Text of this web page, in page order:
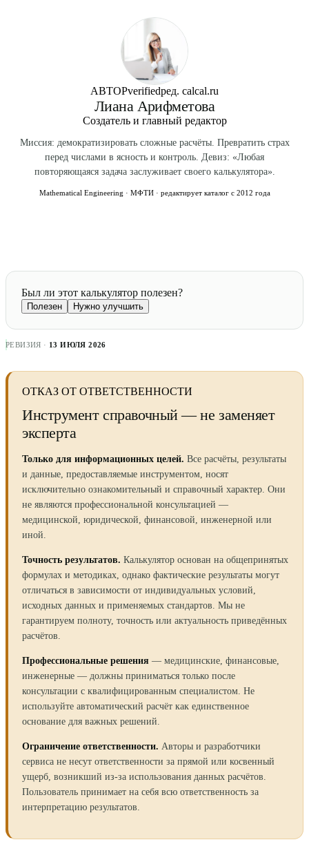
АВТОРverifiedред. calcal.ru
Лиана Арифметова
Создатель и главный редактор
Миссия: демократизировать сложные расчёты. Превратить страх
перед числами в ясность и контроль. Девиз: «Любая
повторяющаяся задача заслуживает своего калькулятора».
Mathematical Engineering · МФТИ · редактирует каталог с 2012 года
Был ли этот калькулятор полезен?
Полезен Нужно улучшить
РЕВИЗИЯ · 13 ИЮЛЯ 2026
ОТКАЗ ОТ ОТВЕТСТВЕННОСТИ
Инструмент справочный — не заменяет
эксперта
Только для информационных целей. Все расчёты, результаты
и данные, предоставляемые инструментом, носят
исключительно ознакомительный и справочный характер. Они
не являются профессиональной консультацией —
медицинской, юридической, финансовой, инженерной или
иной.
Точность результатов. Калькулятор основан на общепринятых
формулах и методиках, однако фактические результаты могут
отличаться в зависимости от индивидуальных условий,
исходных данных и применяемых стандартов. Мы не
гарантируем полноту, точность или актуальность приведённых
расчётов.
Профессиональные решения — медицинские, финансовые,
инженерные — должны приниматься только после
консультации с квалифицированным специалистом. Не
используйте автоматический расчёт как единственное
основание для важных решений.
Ограничение ответственности. Авторы и разработчики
сервиса не несут ответственности за прямой или косвенный
ущерб, возникший из-за использования данных расчётов.
Пользователь принимает на себя всю ответственность за
интерпретацию результатов.